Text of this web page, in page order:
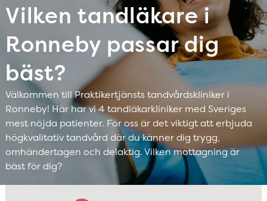
Vilken tandläkare i
Ronneby passar dig
bäst?
Välkommen till Praktikertjänsts tandvårdskliniker i
Ronneby! Här har vi 4 tandläkarkliniker med Sveriges
mest nöjda patienter. För oss är det viktigt att erbjuda
högkvalitativ tandvård där du känner dig trygg,
omhändertagen och delaktig. Vilken mottagning är
bäst för dig?